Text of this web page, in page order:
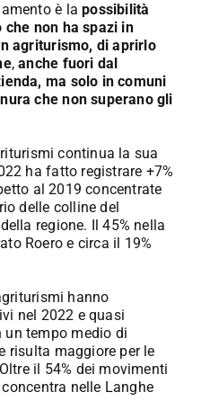
è lapossibilità
non ha spazi in
agriturismo, di aprirlo
,anche fuori dal
ma solo in comuni
che non superano gli
continua la sua
ha fatto registrare +7%
al 2019 concentrate
delle colline del
regione. Il 45% nella
Roero e circa il 19%
hanno
nel 2022 e quasi
un tempo medio di
risulta maggiore per le
il 54% dei movimenti
nelle Langhe